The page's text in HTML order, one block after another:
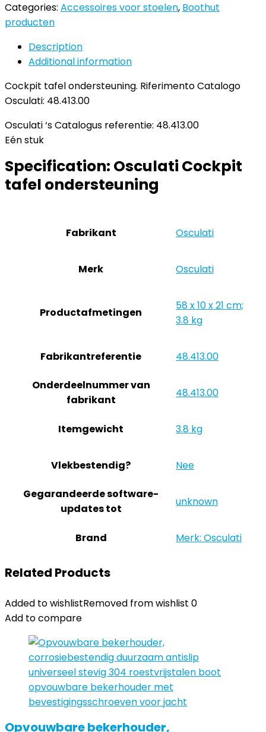
Categories: Accessoires voor stoelen, Boothut
producten
Description
Additional information
Cockpit tafel ondersteuning. Riferimento Catalogo
Osculati: 48.413.00
Osculati ‘s Catalogus referentie: 48.413.00
Eén stuk
Specification: Osculati Cockpit
tafel ondersteuning
Fabrikant ‎Osculati
Merk ‎Osculati
Productafmetingen
‎58 x 10 x 21 cm;
3.8 kg
Fabrikantreferentie ‎48.413.00
Onderdeelnummer van
fabrikant
‎48.413.00
Itemgewicht ‎3.8 kg
Vlekbestendig? ‎Nee
Gegarandeerde software-
updates tot
‎unknown
Brand Merk: Osculati
Related Products
Added to wishlistRemoved from wishlist 0
Add to compare
Opvouwbare bekerhouder,